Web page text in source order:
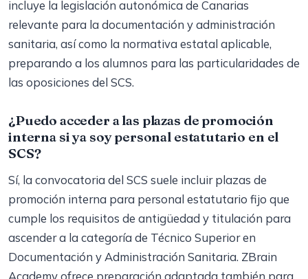
incluye la legislación autonómica de Canarias
relevante para la documentación y administración
sanitaria, así como la normativa estatal aplicable,
preparando a los alumnos para las particularidades de
las oposiciones del SCS.
¿Puedo acceder a las plazas de promoción
interna si ya soy personal estatutario en el
SCS?
Sí, la convocatoria del SCS suele incluir plazas de
promoción interna para personal estatutario fijo que
cumple los requisitos de antigüedad y titulación para
ascender a la categoría de Técnico Superior en
Documentación y Administración Sanitaria. ZBrain
Academy ofrece preparación adaptada también para